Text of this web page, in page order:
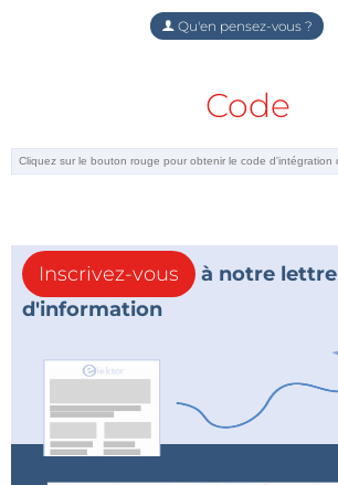
Qu'en pensez-vous ?
Code
Inscrivez-vous
à notre lettre
d'information